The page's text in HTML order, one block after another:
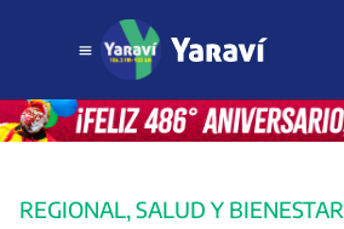
REGIONAL,SALUD Y BIENESTAR